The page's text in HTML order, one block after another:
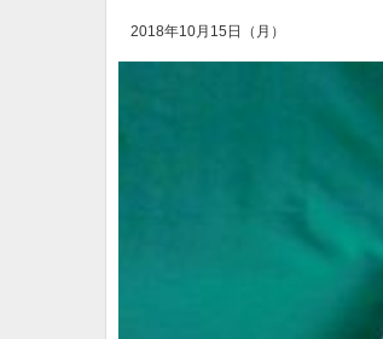
2018年10月15日（月）